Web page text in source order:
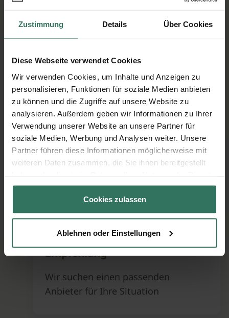
Zustimmung Details Über Cookies
Diese Webseite verwendet Cookies
Wir verwenden Cookies, um Inhalte und Anzeigen zu
personalisieren, Funktionen für soziale Medien anbieten
zu können und die Zugriffe auf unsere Website zu
analysieren. Außerdem geben wir Informationen zu Ihrer
Verwendung unserer Website an unsere Partner für
soziale Medien, Werbung und Analysen weiter. Unsere
Partner führen diese Informationen möglicherweise mit
weiteren Daten zusammen, die Sie ihnen bereitgestellt
gesammelt haben.
Cookies zulassen
Ablehnen oder Einstellungen
Wie läuft eine Haushaltsauflösung
oder Entrümpelung ab?
Von der Buchung bis zur Durchführung
1 Anfrage
und Wünsche mit
2 Empfehlung
Wir suchen einen passenden
Anbieter für Ihre Situation